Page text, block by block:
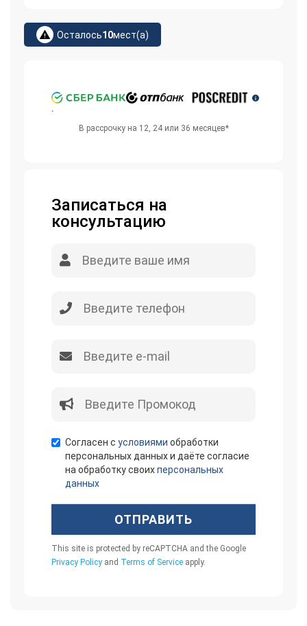
Осталось10мест(а)
`
В рассрочку на 12, 24 или 36 месяцев*
Записаться на
консультацию
Согласен с условиями обработки
персональных данных и даёте согласие
на обработку своихперсональных
данных
ОТПРАВИТЬ
This site is protected by reCAPTCHA and the Google
Privacy Policy and Terms of Service apply.